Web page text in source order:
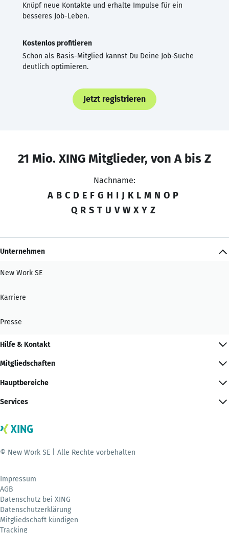
Knüpf neue Kontakte und erhalte Impulse für ein
besseres Job-Leben.
Kostenlos profitieren
Schon als Basis-Mitglied kannst Du Deine Job-Suche
deutlich optimieren.
Jetzt registrieren
21 Mio. XING Mitglieder, von A bis Z
Nachname:
A B C D E F G H I J K L M N O P
Q R S T U V W X Y Z
Unternehmen
New Work SE
Karriere
Presse
Hilfe & Kontakt
Mitgliedschaften
Hauptbereiche
Services
© New Work SE | Alle Rechte vorbehalten
Impressum
AGB
Datenschutz bei XING
Datenschutzerklärung
Mitgliedschaft kündigen
Tracking